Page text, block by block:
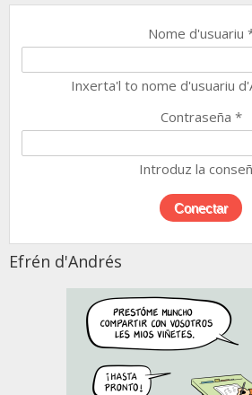
Nome d'usuariu
Inxerta'l to nome d'usuariu
Contraseña *
Introduz la
Efrén d'Andrés